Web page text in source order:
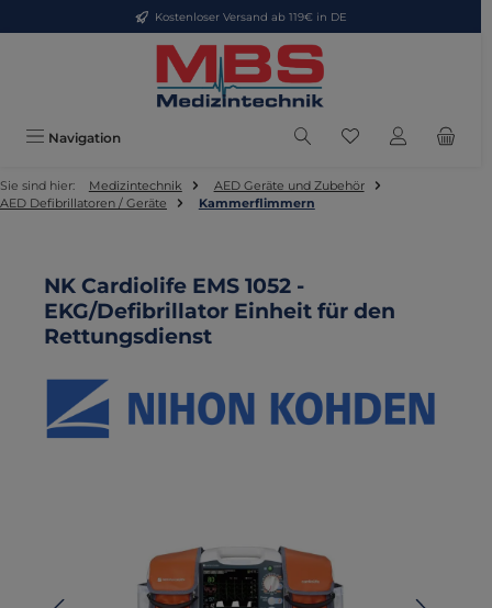
Zum Hauptinhalt springenKostenloser Versand ab 119€ in DE
Navigation Du hast 0
Sie sind hier: Medizintechnik
AED Geräte und Zubehör
AED Defibrillatoren / Geräte
Kammerflimmern
NK Cardiolife EMS 1052 -
EKG/Defibrillator Einheit für den
Rettungsdienst